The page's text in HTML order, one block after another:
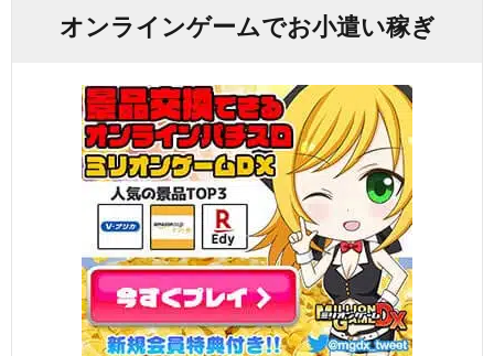
オンラインゲームでお小遣い稼ぎ